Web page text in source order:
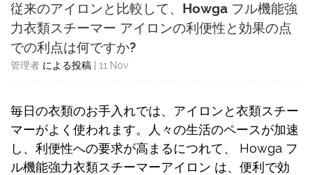
従来のアイロンと比較して、Howga フル機能強
力衣類スチーマー アイロンの利便性と効果の点
での利点は何ですか?
管理者 による投稿 | 11 Nov
毎日の衣類のお手入れでは、アイロンと衣類スチー
マーがよく使われます。人々の生活のペースが加速
し、利便性への要求が高まるにつれて、 Howga フ
ル機能強力衣類スチーマーアイロン は、便利で効